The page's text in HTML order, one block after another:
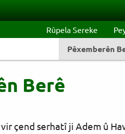
Rûpela Sereke
Pêxemberên
Berê
çend serhatî ji Adem û